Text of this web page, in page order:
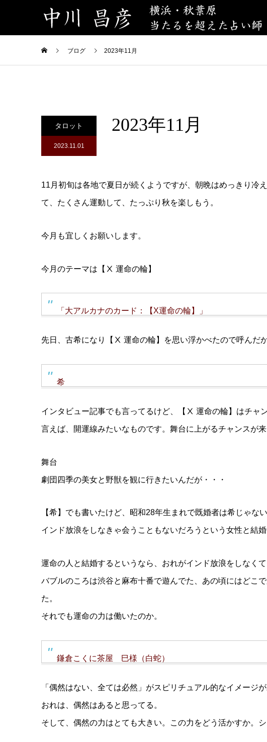
ブログ 2023年11月
タロット
2023.11.01
2023年11月
11月初旬は各地で夏日が続くようですが、朝晩はめっきり冷
て、たくさん運動して、たっぷり秋を楽しもう。
今月も宜しくお願いします。
今月のテーマは【Ⅹ 運命の輪】
「大アルカナのカード：【X運命の輪】」
先日、古希になり【Ⅹ 運命の輪】を思い浮かべたので呼んだか
希
インタビュー記事でも言ってるけど、【Ⅹ 運命の輪】はチャ
言えば、開運線みたいなものです。舞台に上がるチャンスが
舞台
劇団四季の美女と野獣を観に行きたいんだが・・・
【希】でも書いたけど、昭和28年生まれで既婚者は希じゃな
インド放浪をしなきゃ会うこともないだろうという女性と結
運命の人と結婚するというなら、おれがインド放浪をしなくて
バブルのころは渋谷と麻布十番で遊んでた、あの頃にはどこ
た。
それでも運命の力は働いたのか。
鎌倉こくに茶屋 巳様（白蛇）
「偶然はない、全ては必然」がスピリチュアル的なイメージが
おれは、偶然はあると思ってる。
そして、偶然の力はとても大きい。この力をどう活かすか。